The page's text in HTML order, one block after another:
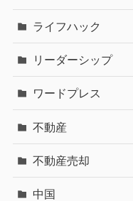
ライフハック
リーダーシップ
ワードプレス
不動産
不動産売却
中国